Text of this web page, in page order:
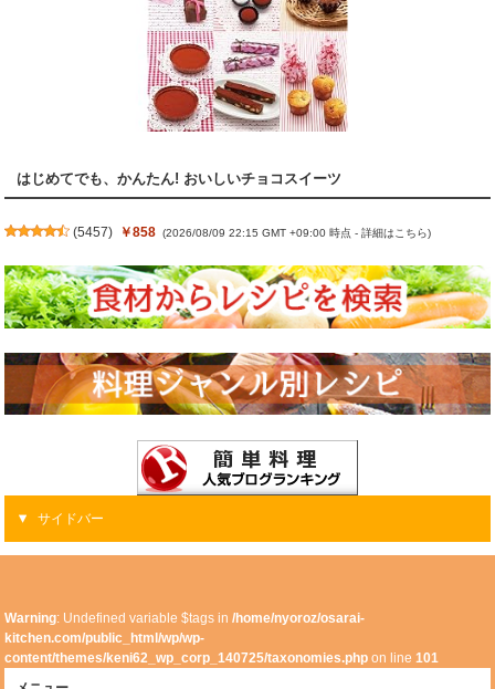
はじめてでも、かんたん! おいしいチョコスイーツ
(5457) ￥858 (2026/08/09 22:15 GMT +09:00 時点 -詳細はこちら)
サイドバー
Warning: Undefined variable $tags in/home/nyoroz/osarai-
kitchen.com/public_html/wp/wp-
content/themes/keni62_wp_corp_140725/taxonomies.php on line101